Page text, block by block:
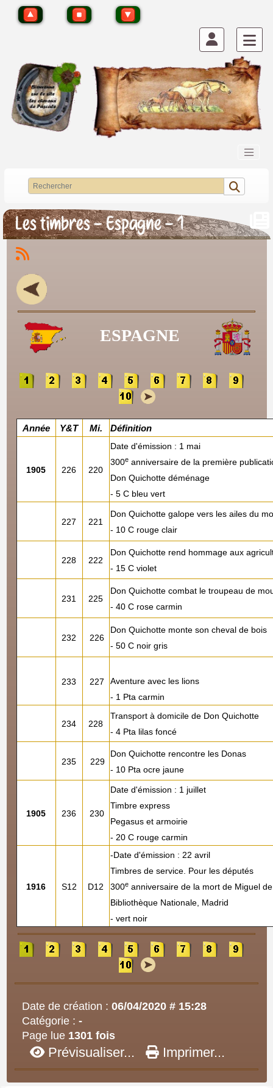
Les timbres - Espagne - 1
ESPAGNE
Année Y&T Mi. Définition
1905 226 220
Date d'émission : 1 mai
300eanniversaire de la première
Don Quichotte déménage
- 5 C bleu vert
227 221
Don Quichotte galope vers les ailes du
- 10 C rouge clair
228 222
Don Quichotte rend hommage aux
- 15 C violet
231 225
Don Quichotte combat le troupeau de
- 40 C rose carmin
232 226
Don Quichotte monte son cheval de bois
- 50 C noir gris
233 227
Aventure avec les lions
- 1 Pta carmin
234 228
Transport à domicile de Don Quichotte
- 4 Pta lilas foncé
235 229
Don Quichotte rencontre les Donas
- 10 Pta ocre jaune
1905 236 230
Date d'émission : 1 juillet
Timbre express
Pegasus et armoirie
- 20 C rouge carmin
1916 S12 D12
-Date d'émission : 22 avril
Timbres de service. Pour les députés
300eanniversaire de la mort de Miguel
Bibliothèque Nationale, Madrid
- vert noir
Date de création : 06/04/2020 # 15:28
Catégorie : -
Page lue 1301 fois
Prévisualiser... Imprimer...